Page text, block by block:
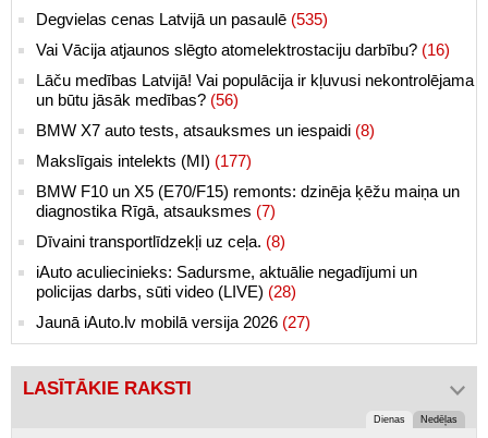
Degvielas cenas Latvijā un pasaulē (535)
Vai Vācija atjaunos slēgto atomelektrostaciju darbību? (16)
Lāču medības Latvijā! Vai populācija ir kļuvusi nekontrolējama
un būtu jāsāk medības? (56)
BMW X7 auto tests, atsauksmes un iespaidi (8)
Makslīgais intelekts (MI) (177)
BMW F10 un X5 (E70/F15) remonts: dzinēja ķēžu maiņa un
diagnostika Rīgā, atsauksmes (7)
Dīvaini transportlīdzekļi uz ceļa. (8)
iAuto aculiecinieks: Sadursme, aktuālie negadījumi un
policijas darbs, sūti video (LIVE) (28)
Jaunā iAuto.lv mobilā versija 2026 (27)
LASĪTĀKIE RAKSTI
Dienas Nedēļas